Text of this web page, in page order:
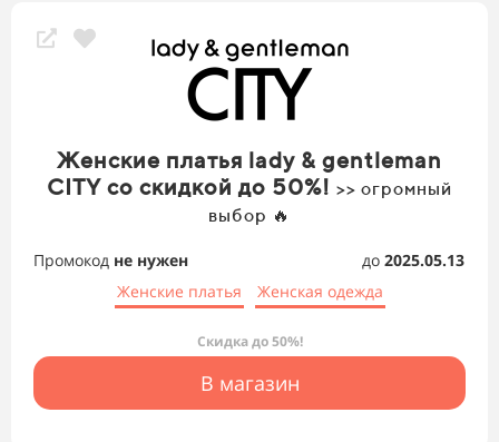
Женские платья lady & gentleman
CITY со скидкой до 50%! >> огромный
выбор 🔥
Промокод не нужен до 2025.05.13
Женские платья
Женская одежда
Скидка до 50%!
В магазин